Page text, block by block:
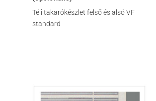
Téli takarókészlet felső és alsó VF
standard